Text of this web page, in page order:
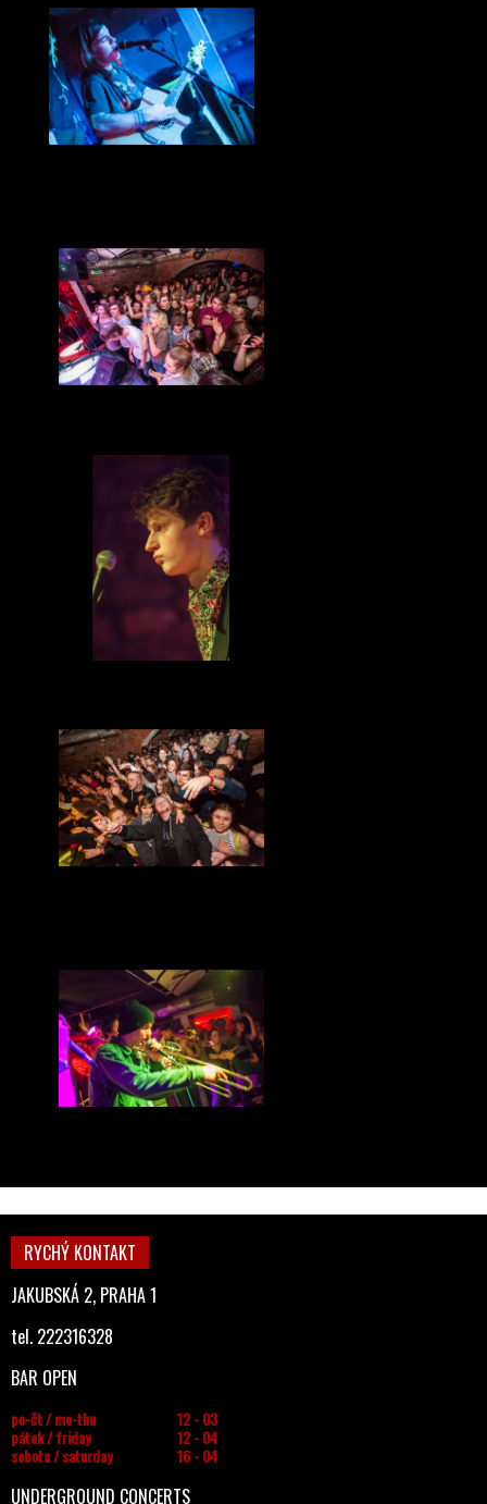
RYCHÝ KONTAKT
JAKUBSKÁ 2, PRAHA 1
tel. 222316328
BAR OPEN
po-čt / mo-thu
12 - 03
pátek / friday
12 - 04
sobota / saturday
16 - 04
UNDERGROUND CONCERTS